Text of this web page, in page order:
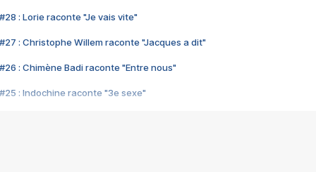
#28 : Lorie raconte "Je vais vite"
#27 : Christophe Willem raconte "Jacques a dit"
#26 : Chimène Badi raconte "Entre nous"
#25 : Indochine raconte "3e sexe"